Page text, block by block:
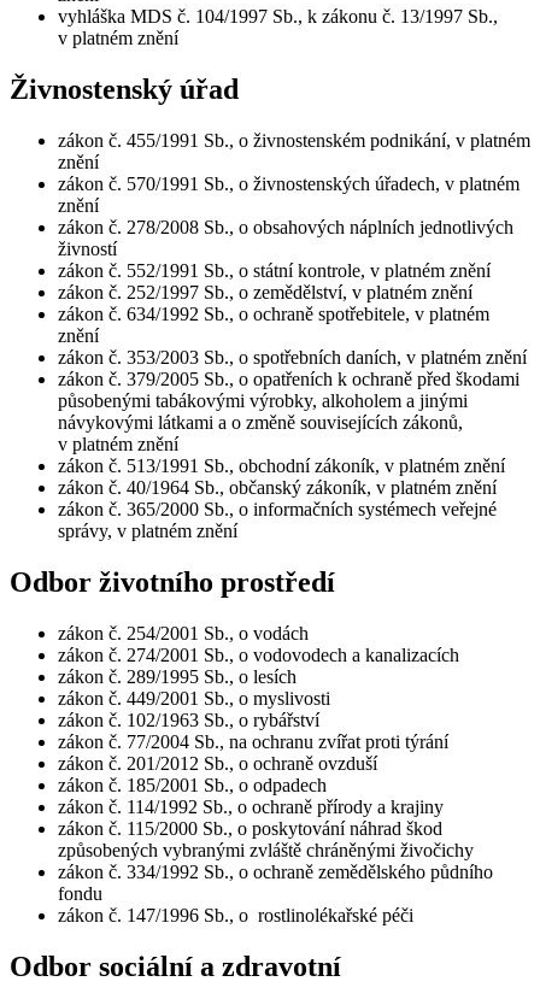
vyhláška MDS č. 104/1997 Sb., k zákonu č. 13/1997 Sb.,
v platném znění
Živnostenský úřad
zákon č. 455/1991 Sb., o živnostenském podnikání, v platném
znění
zákon č. 570/1991 Sb., o živnostenských úřadech, v platném
znění
zákon č. 278/2008 Sb., o obsahových náplních jednotlivých
živností
zákon č. 552/1991 Sb., o státní kontrole, v platném znění
zákon č. 252/1997 Sb., o zemědělství, v platném znění
zákon č. 634/1992 Sb., o ochraně spotřebitele, v platném
znění
zákon č. 353/2003 Sb., o spotřebních daních, v platném znění
zákon č. 379/2005 Sb., o opatřeních k ochraně před škodami
působenými tabákovými výrobky, alkoholem a jinými
návykovými látkami a o změně souvisejících zákonů,
v platném znění
zákon č. 513/1991 Sb., obchodní zákoník, v platném znění
zákon č. 40/1964 Sb., občanský zákoník, v platném znění
zákon č. 365/2000 Sb., o informačních systémech veřejné
správy, v platném znění
Odbor životního prostředí
zákon č. 254/2001 Sb., o vodách
zákon č. 274/2001 Sb., o vodovodech a kanalizacích
zákon č. 289/1995 Sb., o lesích
zákon č. 449/2001 Sb., o myslivosti
zákon č. 102/1963 Sb., o rybářství
zákon č. 77/2004 Sb., na ochranu zvířat proti týrání
zákon č. 201/2012 Sb., o ochraně ovzduší
zákon č. 185/2001 Sb., o odpadech
zákon č. 114/1992 Sb., o ochraně přírody a krajiny
zákon č. 115/2000 Sb., o poskytování náhrad škod
způsobených vybranými zvláště chráněnými živočichy
zákon č. 334/1992 Sb., o ochraně zemědělského půdního
fondu
zákon č. 147/1996 Sb., o rostlinolékařské péči
Odbor sociální a zdravotní